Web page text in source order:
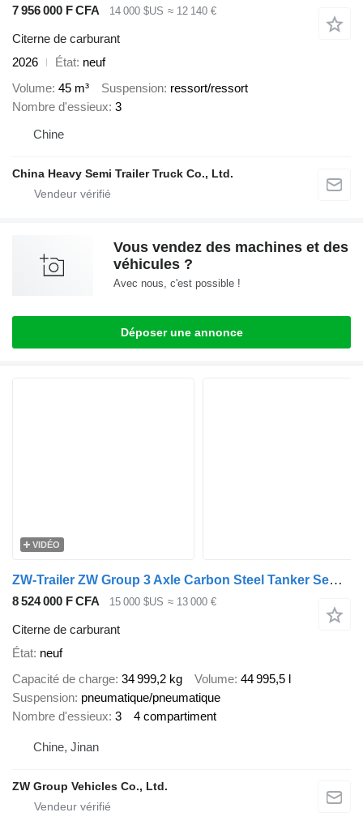
7 956 000 F CFA 14 000 $US ≈ 12 140 €
Citerne de carburant
2026
État neuf
Volume 45 m³ Suspension ressort/ressort
Nombre d'essieux 3
Chine
China Heavy Semi Trailer Truck Co., Ltd.
Vous vendez des machines et des
véhicules ?
Avec nous, c'est possible !
Déposer une annonce
VIDÉO
ZW-Trailer ZW Group 3 Axle Carbon Steel Tanker Semi-Trailer for ghana
8 524 000 F CFA 15 000 $US ≈ 13 000 €
Citerne de carburant
État neuf
Capacité de charge 34 999,2 kg Volume 44 995,5 l
Suspension pneumatique/pneumatique
Nombre d'essieux 3 4 compartiment
Chine, Jinan
ZW Group Vehicles Co., Ltd.